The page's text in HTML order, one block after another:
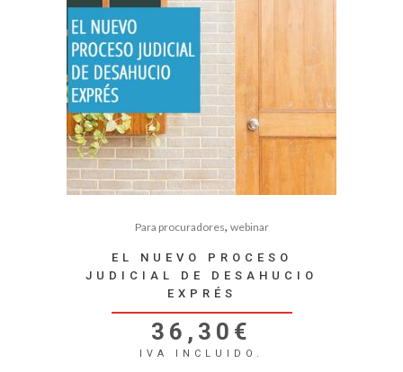
Para procuradores, webinar
EL NUEVO PROCESO
JUDICIAL DE DESAHUCIO
EXPRÉS
36,30 €
IVA INCLUIDO.